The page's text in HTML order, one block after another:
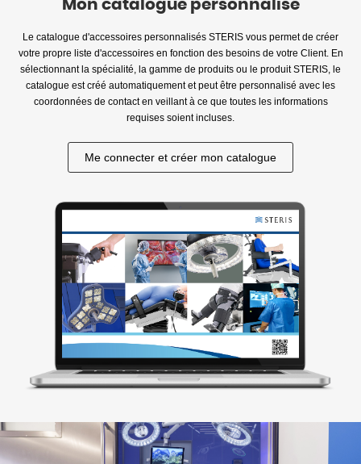
Mon catalogue personnalisé
Le catalogue d'accessoires personnalisés STERIS vous permet de créer
votre propre liste d'accessoires en fonction des besoins de votre Client. En
sélectionnant la spécialité, la gamme de produits ou le produit STERIS, le
catalogue est créé automatiquement et peut être personnalisé avec les
coordonnées de contact en veillant à ce que toutes les informations
requises soient incluses.
Me connecter et créer mon catalogue